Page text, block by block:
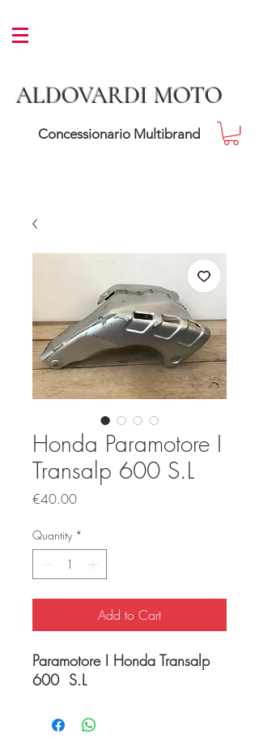
ALDOVARDI MOTO
Concessionario Multibrand
Honda Paramotore I
Transalp 600 S.L
€40.00Price
Quantity *
Add to Cart
Paramotore I Honda Transalp
600 S.L